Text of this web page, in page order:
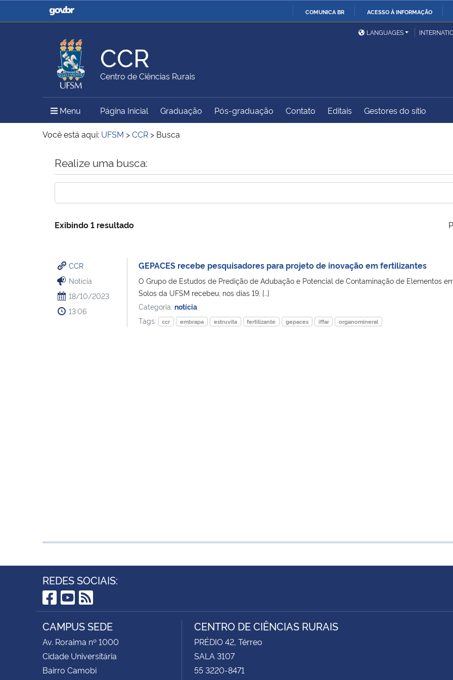
COMUNICA BR ACESSO À INFORMAÇÃO
Casa Civil
Ministério da Justiça e
Ministério da Defesa
Ministério das Relações
Exteriores
Ministério da Agricultura,
Pecuária e Abastecimento
Ministério da Educação
Ministério do Meio Ambiente Ministério do Turismo
Ministério do
Controladoria-Geral da
LANGUAGES
CCR
Centro de Ciências Rurais
Menu Menu Principal do Sítio
Página Inicial Graduação Pós-graduação Contato Editais Gestores do sítio
Você está aqui: UFSM >CCR > Busca
Início do conteúdo
Realize uma busca:
Exibindo 1 resultado
CCR
Notícia
18/10/2023
13:06
GEPACES recebe pesquisadores para projeto de inovação em fertilizantes
O Grupo de Estudos de Predição de Adubação e Potencial de Contaminação de Elementos
Solos da UFSM recebeu, nos dias 19, […]
Categoria: notícia
Tags:
ccr embrapa estruvita fertilizante gepaces iffar organomineral
REDES SOCIAIS:
Facebook
YouTube
RSS
CAMPUS SEDE
Av. Roraima nº 1000
Cidade Universitária
Bairro Camobi
CENTRO DE CIÊNCIAS RURAIS
PRÉDIO 42, Térreo
SALA 3107
55 3220-8471